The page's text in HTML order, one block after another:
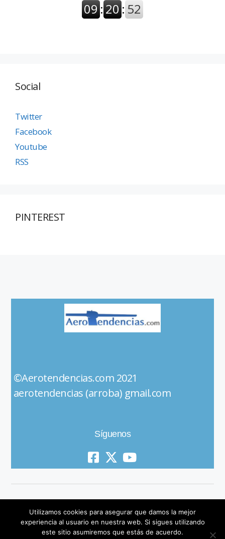
Social
Twitter
Facebook
Youtube
RSS
PINTEREST
©Aerotendencias.com 2021
aerotendencias (arroba) gmail.com
Síguenos
© 2019 All Rights Reserved
Utilizamos cookies para asegurar que damos la mejor
experiencia al usuario en nuestra web. Si sigues utilizando
este sitio asumiremos que estás de acuerdo.